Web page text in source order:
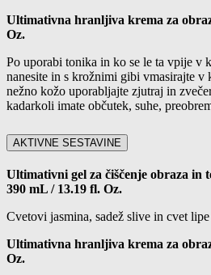
Ultimativna hranljiva krema za
Oz.
Po uporabi tonika in ko se le ta vpije v
nanesite in s krožnimi gibi vmasirajte v
nežno kožo uporabljajte zjutraj in
kadarkoli imate občutek, suhe,
AKTIVNE SESTAVINE
Ultimativni gel za čiščenje obraza in
390 mL / 13.19 fl. Oz.
Cvetovi jasmina, sadež slive in cvet lipe
Ultimativna hranljiva krema za
Oz.